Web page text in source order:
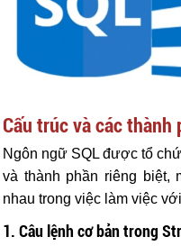
Cấu trúc và các thành
Ngôn ngữ SQL được tổ
và thành phần riêng biệt,
nhau trong việc làm việc
1. Câu lệnh cơ bản trong